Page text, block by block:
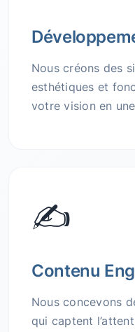
Nous créons des
esthétiques et
votre vision en
✍️
Contenu
Nous concevons
qui captent